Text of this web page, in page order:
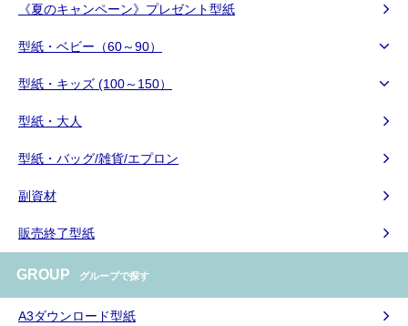
《夏のキャンペーン》プレゼント型紙
型紙・ベビー（60～90）
型紙・キッズ (100～150）
型紙・大人
型紙・バッグ/雑貨/エプロン
副資材
販売終了型紙
GROUP グループで探す
A3ダウンロード型紙